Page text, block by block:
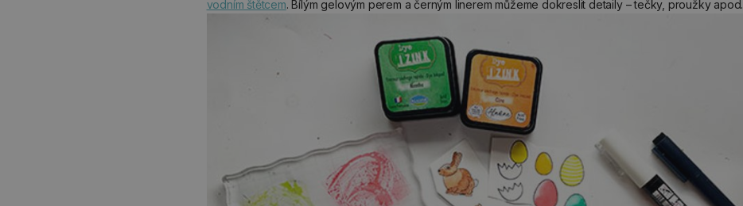
vodním štětcem. Bílým gelovým perem a černým linerem můžeme dokreslit detaily – tečky, proužky apod.